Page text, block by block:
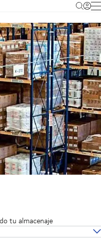
tu almacenaje